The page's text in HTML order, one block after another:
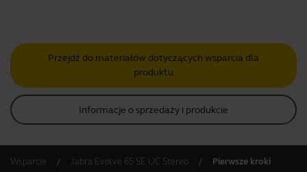
Przejdź do materiałów dotyczących wsparcia dla
produktu